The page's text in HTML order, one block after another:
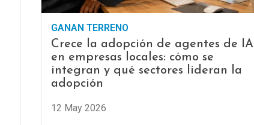
GANAN TERRENO
Crece la adopción de agentes de IA
en empresas locales: cómo se
integran y qué sectores lideran la
adopción
12 May 2026